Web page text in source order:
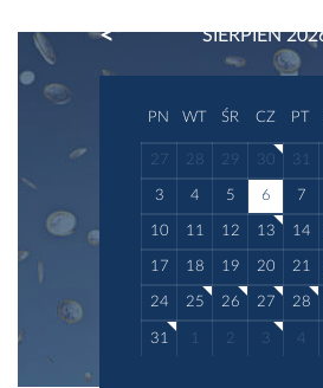
SIERPIEŃ
PREVIOUS
PN WT ŚR CZ PT
27 28 29 30 31
3 4 5 6 7
10 11 12 13 14
17 18 19 20 21
24 25 26 27 28
31 1 2 3 4